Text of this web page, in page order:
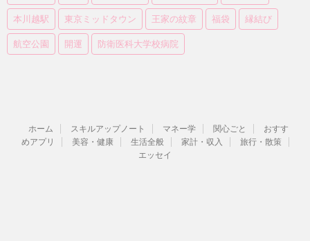
本川越駅 東京ミッドタウン 王家の紋章 福袋 縁結び
航空公園 開運 防衛医科大学校病院
ホーム スキルアップノート マネー学 関心ごと
おすす
めアプリ
美容・健康 生活全般 家計・収入
旅行・散策
エッセイ